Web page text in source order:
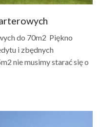
do 70m2 Piękno
i zbędnych
nie musimy starać się o